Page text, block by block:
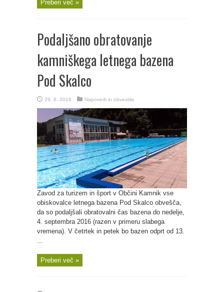
Preberi več »
Podaljšano obratovanje
kamniškega letnega bazena
Pod Skalco
29. 8. 2016 Napovedi in obvestila
Zavod za turizem in šport v Občini Kamnik vse
obiskovalce letnega bazena Pod Skalco obvešča,
da so podaljšali obratovalni čas bazena do nedelje,
4. septembra 2016 (razen v primeru slabega
vremena). V četrtek in petek bo bazen odprt od 13.
...
Preberi več »